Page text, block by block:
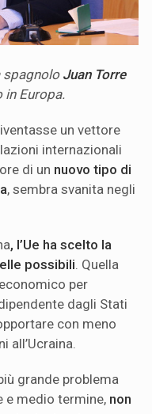
spagnolo Juan Torre
in Europa.
un vettore
internazionali
di un nuovo tipo di
, sembra svanita negli
, l’Ue ha scelto la
possibili. Quella
per
dagli Stati
con meno
all’Ucraina.
grande problema
e medio termine, non